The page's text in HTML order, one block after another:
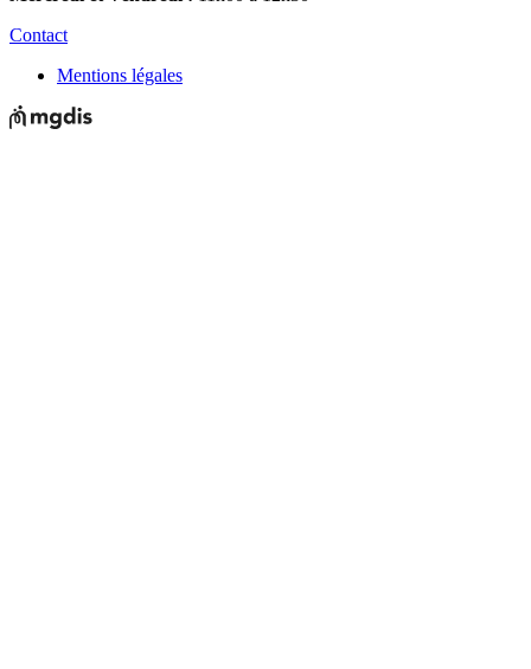
Contact
Mentions légales